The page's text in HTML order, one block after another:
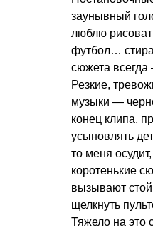
заунывный
люблю
футбол…
сюжета
Резкие,
музыки —
конец клипа,
усыновлять
то меня
коротенькие
вызывают
щелкнуть
Тяжело на это